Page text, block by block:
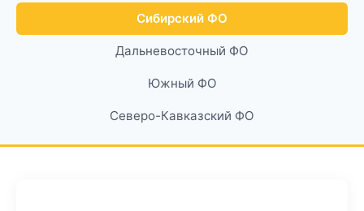
Сибирский ФО
Дальневосточный ФО
Южный ФО
Северо-Кавказский ФО